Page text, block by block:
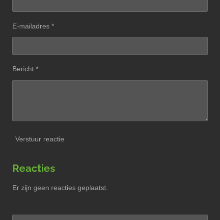
E-mailadres *
Bericht *
Verstuur reactie
Reacties
Er zijn geen reacties geplaatst.